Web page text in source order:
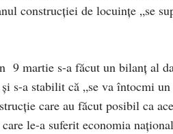
construcţiei de locuinţe „se
9 martie s-a făcut un bilanţ al
s-a stabilit că „se va întocmi
care au făcut posibil ca
le-a suferit economia